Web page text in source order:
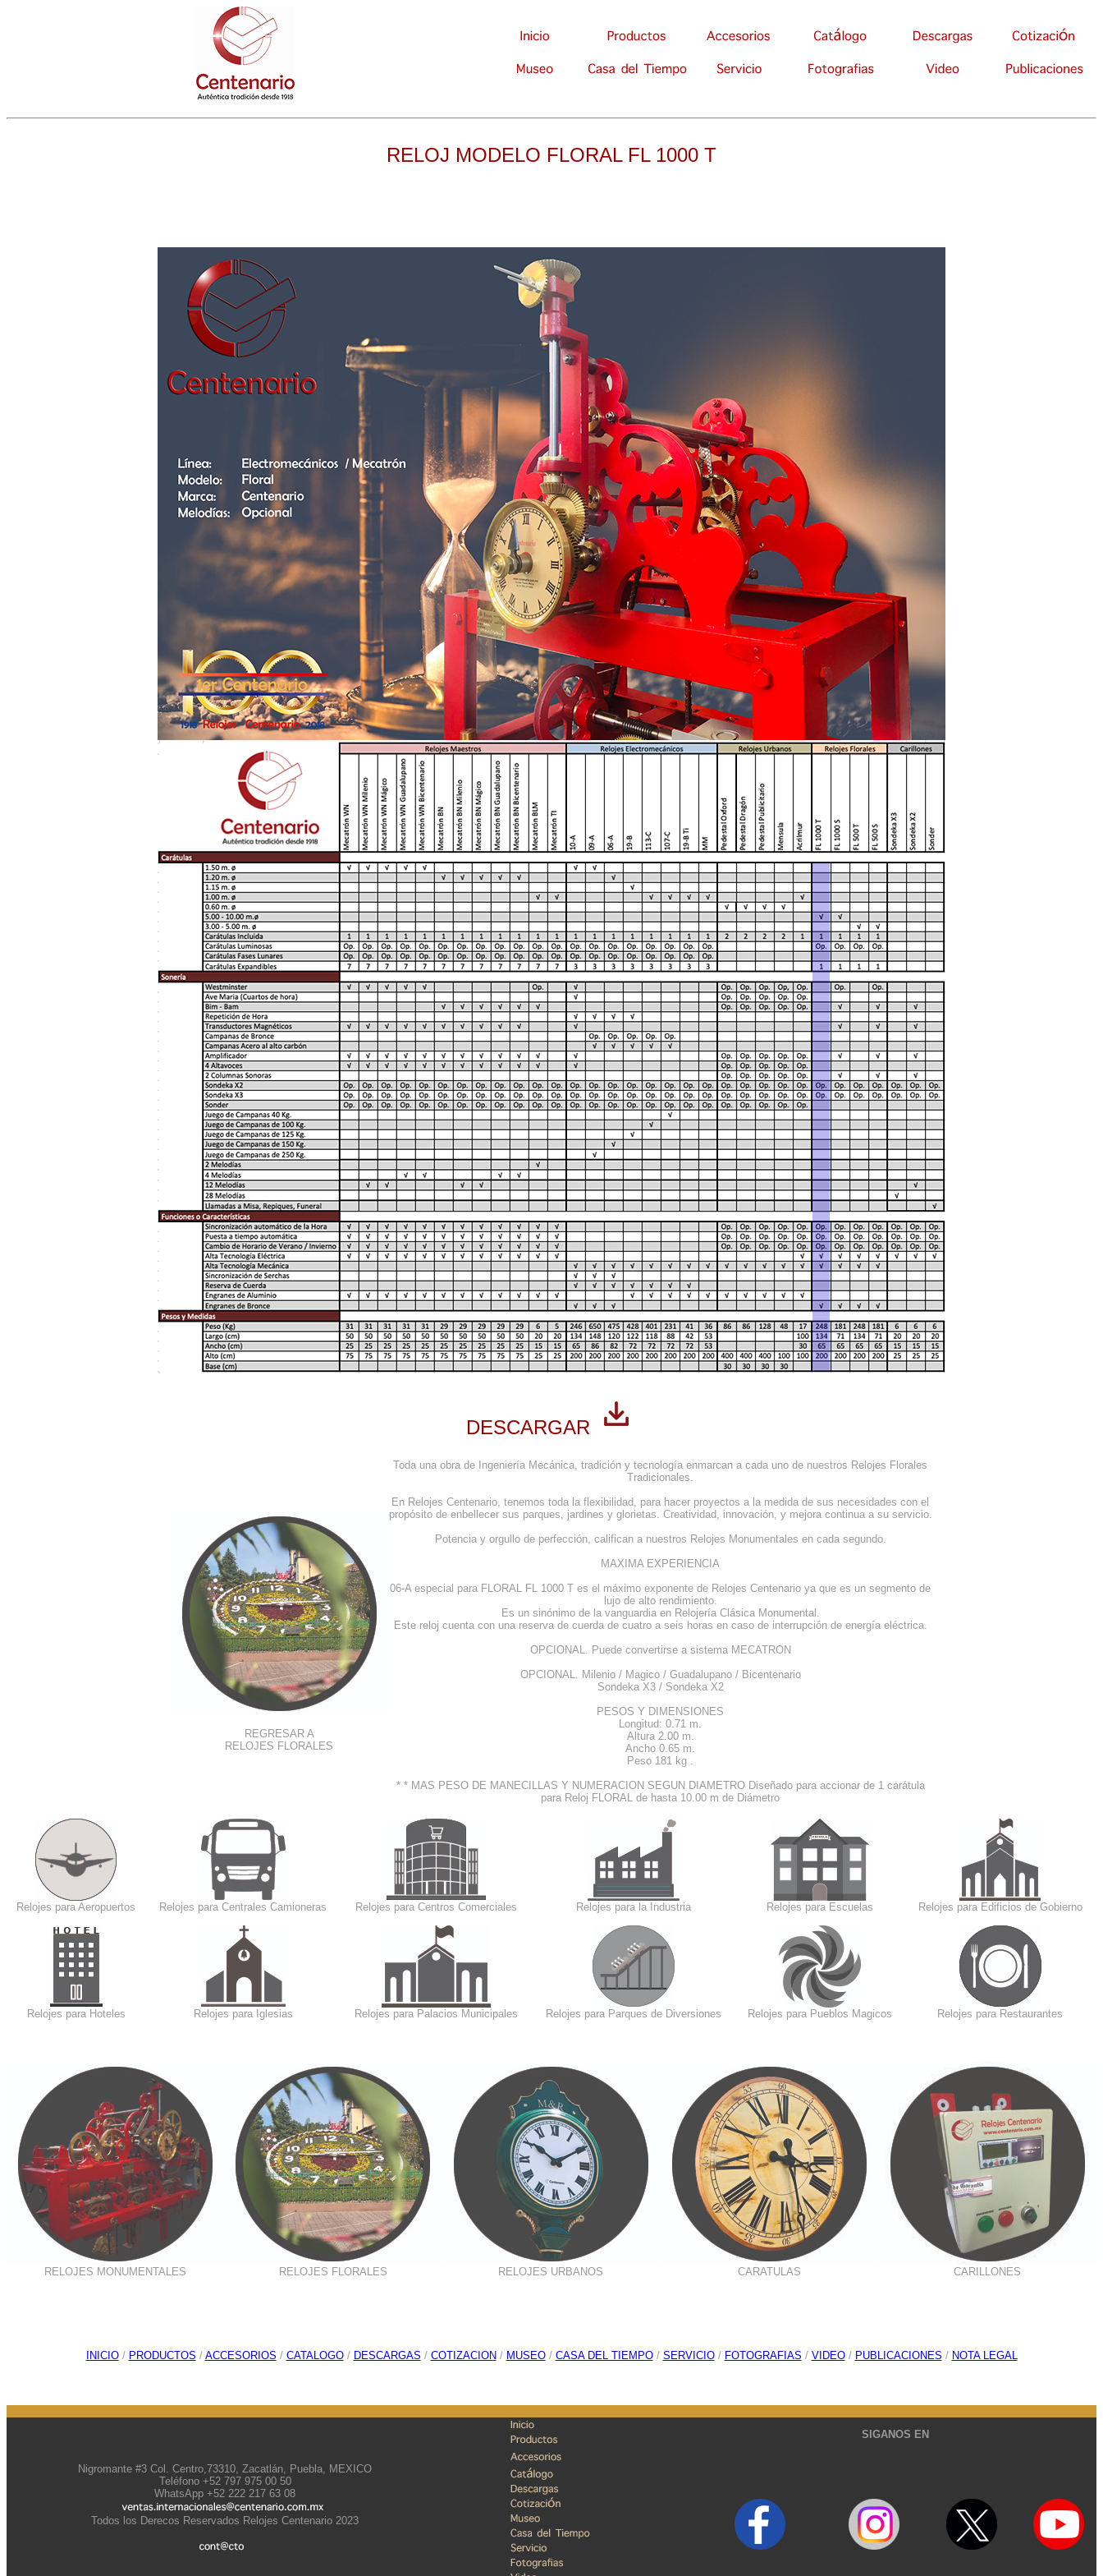
RELOJ MODELO FLORAL FL 1000 T
DESCARGAR
REGRESAR A
RELOJES FLORALES
Toda una obra de Ingeniería Mecánica, tradición y tecnología enmarcan a cada uno de nuestros Relojes Florales
Tradicionales.
En Relojes Centenario, tenemos toda la flexibilidad, para hacer proyectos a la medida de sus necesidades con el
propósito de enbellecer sus parques, jardines y glorietas. Creatividad, innovación, y mejora continua a su servicio.
Potencia y orgullo de perfección, califican a nuestros Relojes Monumentales en cada segundo.
MAXIMA EXPERIENCIA
06-A especial para FLORAL FL 1000 T es el máximo exponente de Relojes Centenario ya que es un segmento de
lujo de alto rendimiento.
Es un sinónimo de la vanguardia en Relojería Clásica Monumental.
Este reloj cuenta con una reserva de cuerda de cuatro a seis horas en caso de interrupción de energía eléctrica.
OPCIONAL. Puede convertirse a sistema MECATRON
OPCIONAL. Milenio / Magico / Guadalupano / Bicentenario
Sondeka X3 / Sondeka X2
PESOS Y DIMENSIONES
Longitud: 0.71 m.
Altura 2.00 m.
Ancho 0.65 m.
Peso 181 kg .
* * MAS PESO DE MANECILLAS Y NUMERACION SEGUN DIAMETRO Diseñado para accionar de 1 carátula
para Reloj FLORAL de hasta 10.00 m de Diámetro
Relojes para Aeropuertos Relojes para Centrales Camioneras Relojes para Centros Comerciales Relojes para la Industria Relojes para Escuelas Relojes para Edificios de Gobierno
Relojes para Hoteles Relojes para Iglesias Relojes para Palacios Municipales Relojes para Parques de Diversiones Relojes para Pueblos Magicos Relojes para Restaurantes
RELOJES MONUMENTALES RELOJES FLORALES RELOJES URBANOS CARATULAS CARILLONES
INICIO/ PRODUCTOS / ACCESORIOS / CATALOGO/ DESCARGAS / COTIZACION / MUSEO/ CASA DEL TIEMPO/ SERVICIO/ FOTOGRAFIAS / VIDEO/ PUBLICACIONES / NOTA LEGAL
Nigromante #3 Col. Centro,73310, Zacatlán, Puebla, MEXICO
Teléfono +52 797 975 00 50
WhatsApp +52 222 217 63 08
Todos los Derecos Reservados Relojes Centenario 2023
SIGANOS EN